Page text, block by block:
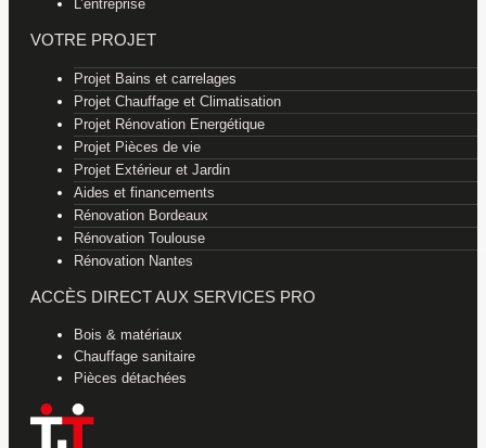
L’entreprise
VOTRE PROJET
Projet Bains et carrelages
Projet Chauffage et Climatisation
Projet Rénovation Energétique
Projet Pièces de vie
Projet Extérieur et Jardin
Aides et financements
Rénovation Bordeaux
Rénovation Toulouse
Rénovation Nantes
ACCÈS DIRECT AUX SERVICES PRO
Bois & matériaux
Chauffage sanitaire
Pièces détachées